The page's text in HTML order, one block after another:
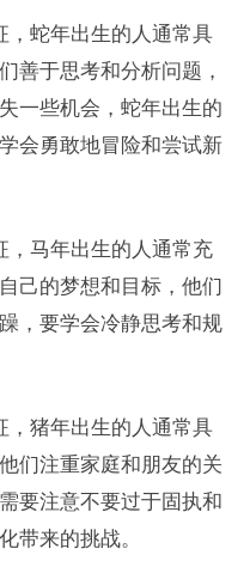
，蛇年出生的人通常具
善于思考和分析问题，
一些机会，蛇年出生的
会勇敢地冒险和尝试新
，马年出生的人通常充
己的梦想和目标，他们
，要学会冷静思考和规
，猪年出生的人通常具
们注重家庭和朋友的关
要注意不要过于固执和
带来的挑战。